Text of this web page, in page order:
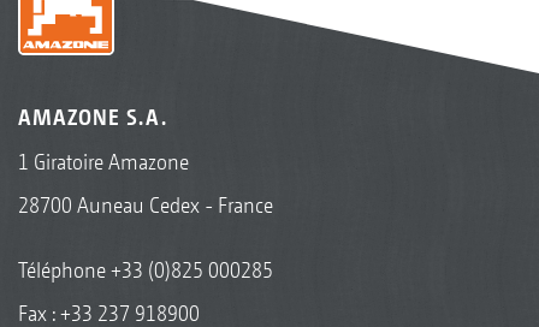
AMAZONE S.A.
1 Giratoire Amazone
28700 Auneau Cedex - France
Téléphone+33 (0)825 000285
Fax : +33 237 918900